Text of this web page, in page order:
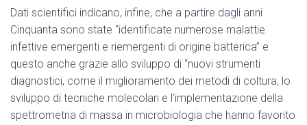
Dati scientifici indicano, infine, che a partire dagli anni
Cinquanta sono state “identificate numerose malattie
infettive emergenti e riemergenti di origine batterica” e
questo anche grazie allo sviluppo di “nuovi strumenti
diagnostici, come il miglioramento dei metodi di coltura, lo
sviluppo di tecniche molecolari e l’implementazione della
spettrometria di massa in microbiologia che hanno favorito